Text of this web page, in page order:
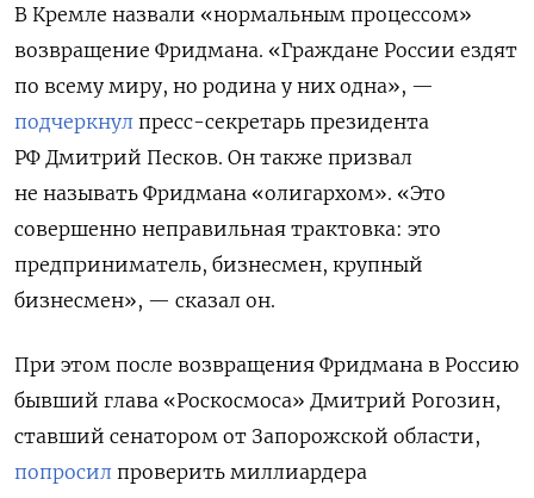
В Кремле назвали «нормальным процессом»
возвращение Фридмана. «Граждане России ездят
по всему миру, но родина у них одна», —
подчеркнул пресс-секретарь президента
РФ Дмитрий Песков. Он также призвал
не называть Фридмана «олигархом». «Это
совершенно неправильная трактовка: это
предприниматель, бизнесмен, крупный
бизнесмен», — сказал он.
При этом после возвращения Фридмана в Россию
бывший глава «Роскосмоса» Дмитрий Рогозин,
ставший сенатором от Запорожской области,
попросил проверить миллиардера